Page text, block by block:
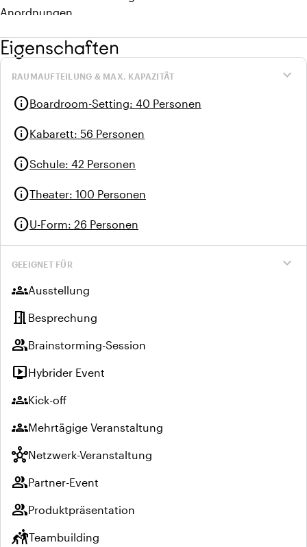
Anordnungen.
Eigenschaften
expand_more
RAUMAUFTEILUNG & MAX. KAPAZITÄT
infoBoardroom-Setting: 40 Personen
infoKabarett: 56 Personen
infoSchule: 42 Personen
infoTheater: 100 Personen
infoU-Form: 26 Personen
expand_more
GEEIGNET FÜR
groupsAusstellung
meeting_room Besprechung
groupBrainstorming-Session
live_tvHybrider Event
groupsKick-off
groupsMehrtägige Veranstaltung
hubNetzwerk-Veranstaltung
groupPartner-Event
groupProduktpräsentation
sports_kabaddiTeambuilding